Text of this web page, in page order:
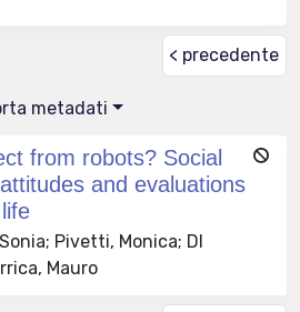
< precedente
metadati
from robots? Social
and evaluations
Pivetti, Monica; DI
Mauro